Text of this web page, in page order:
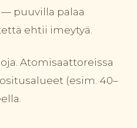
puuvilla palaa
ehtii imeytyä.
Atomisaattoreissa
(esim. 40–